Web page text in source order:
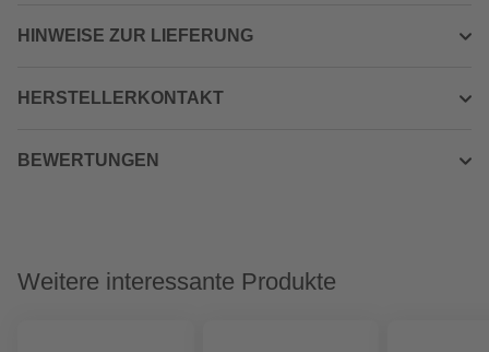
HINWEISE ZUR LIEFERUNG
HERSTELLERKONTAKT
BEWERTUNGEN
Weitere interessante Produkte